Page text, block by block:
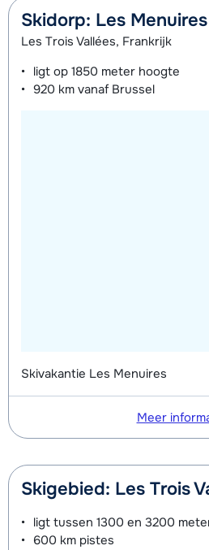
's middags - Gevorderd (min. 3
weken)
Skidorp: Les Menuires
Les Trois Vallées, Frankrijk
ligt op 1850 meter hoogte
920 km vanaf Brussel
Skivakantie Les Menuires
Meer
Skigebied: Les Trois
ligt tussen 1300 en 3200
600 km pistes